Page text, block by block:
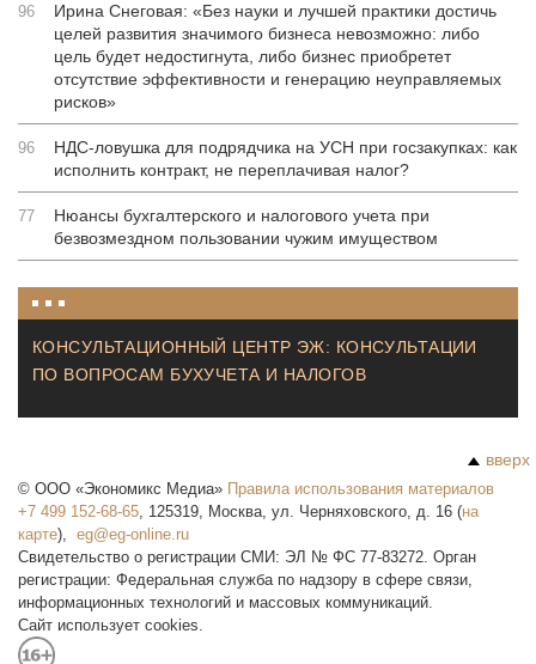
96
Ирина Снеговая: «Без науки и лучшей практики достичь
целей развития значимого бизнеса невозможно: либо
цель будет недостигнута, либо бизнес приобретет
отсутствие эффективности и генерацию неуправляемых
рисков»
96
НДС-ловушка для подрядчика на УСН при госзакупках: как
исполнить контракт, не переплачивая налог?
77
Нюансы бухгалтерского и налогового учета при
безвозмездном пользовании чужим имуществом
КОНСУЛЬТАЦИОННЫЙ ЦЕНТР ЭЖ: КОНСУЛЬТАЦИИ
ПО ВОПРОСАМ БУХУЧЕТА И НАЛОГОВ
вверх
© ООО «Экономикс Медиа» Правила использования материалов
+7 499 152-68-65, 125319, Москва, ул. Черняховского, д. 16 (на
карте),
Свидетельство о регистрации СМИ: ЭЛ № ФС 77-83272. Орган
регистрации: Федеральная служба по надзору в сфере связи,
информационных технологий и массовых коммуникаций.
Сайт использует cookies.